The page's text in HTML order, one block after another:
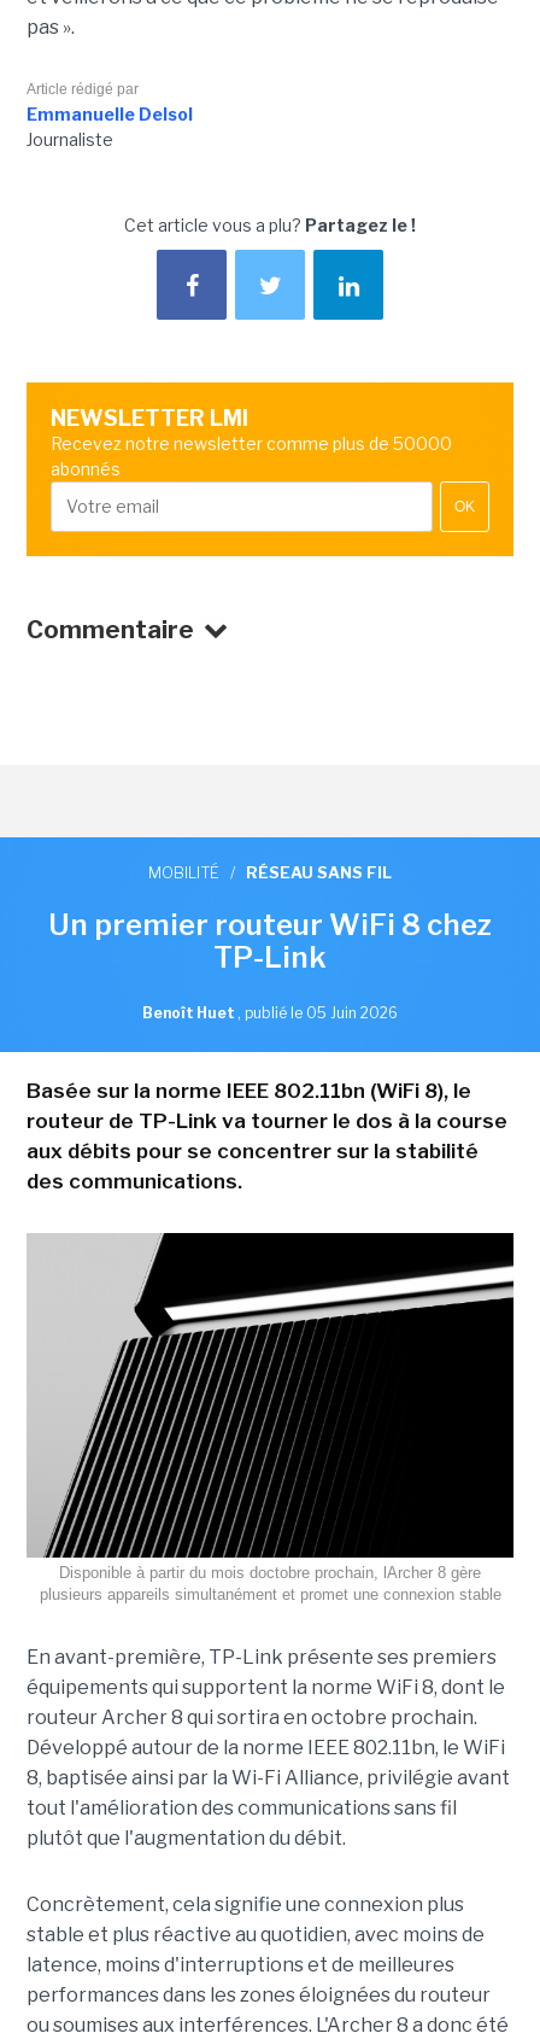
pas ».
Article rédigé par
Emmanuelle Delsol
Journaliste
Cet article vous a plu? Partagez le !
NEWSLETTER LMI
Recevez notre newsletter comme plus de 50000
abonnés
OK
Commentaire
MOBILITÉ / RÉSEAU SANS FIL
Un premier routeur WiFi 8 chez
TP-Link
Benoît Huet , publié le 05 Juin 2026
Basée sur la norme IEEE 802.11bn (WiFi 8), le
routeur de TP-Link va tourner le dos à la course
aux débits pour se concentrer sur la stabilité
des communications.
Disponible à partir du mois doctobre prochain, lArcher 8 gère
plusieurs appareils simultanément et promet une connexion stable
En avant-première, TP-Link présente ses premiers
équipements qui supportent la norme WiFi 8, dont le
routeur Archer 8 qui sortira en octobre prochain.
Développé autour de la norme IEEE 802.11bn, le WiFi
8, baptisée ainsi par la Wi-Fi Alliance, privilégie avant
tout l'amélioration des communications sans fil
plutôt que l'augmentation du débit.
Concrètement, cela signifie une connexion plus
stable et plus réactive au quotidien, avec moins de
latence, moins d'interruptions et de meilleures
performances dans les zones éloignées du routeur
ou soumises aux interférences. L'Archer 8 a donc été